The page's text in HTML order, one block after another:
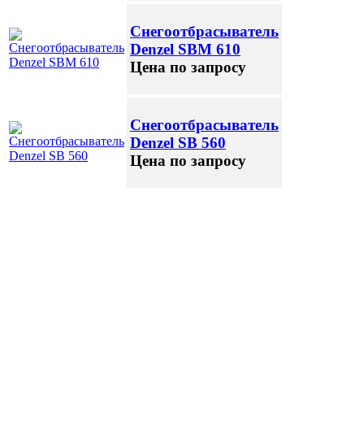
Снегоотбрасыватель
Denzel SBM 610
Цена по запросу
Снегоотбрасыватель
Denzel SB 560
Цена по запросу